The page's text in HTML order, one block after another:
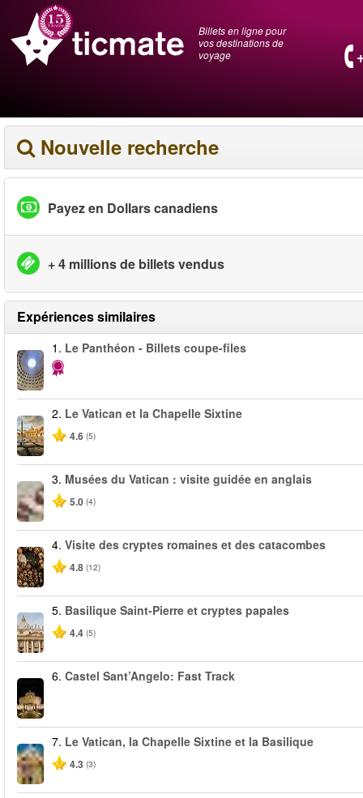
Billets en ligne pour
vos destinations de
voyage
Nouvelle recherche
Payez en Dollars canadiens
+ 4 millions de billets vendus
Expériences similaires
1. Le Panthéon - Billets coupe-files
2. Le Vatican et la Chapelle Sixtine
4.6 (5)
3. Musées du Vatican : visite guidée en anglais
5.0 (4)
4. Visite des cryptes romaines et des catacombes
4.8 (12)
5. Basilique Saint-Pierre et cryptes papales
4.4 (5)
6. Castel Sant’Angelo: Fast Track
7. Le Vatican, la Chapelle Sixtine et la Basilique
4.3 (3)